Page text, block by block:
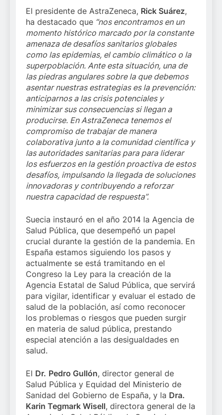
El presidente de AstraZeneca, Rick Suárez,
ha destacado que “nos encontramos en un
momento histórico marcado por la constante
amenaza de desafíos sanitarios globales
como las epidemias, el cambio climático o la
superpoblación. Ante esta situación, una de
las piedras angulares sobre la que debemos
asentar nuestras estrategias es la prevención:
anticiparnos a las crisis potenciales y
minimizar sus consecuencias si llegan a
producirse. En AstraZeneca tenemos el
compromiso de trabajar de manera
colaborativa junto a la comunidad científica y
las autoridades sanitarias para para liderar
los esfuerzos en la gestión proactiva de estos
desafíos, impulsando la llegada de soluciones
innovadoras y contribuyendo a reforzar
nuestra capacidad de respuesta”.
Suecia instauró en el año 2014 la Agencia de
Salud Pública, que desempeñó un papel
crucial durante la gestión de la pandemia. En
España estamos siguiendo los pasos y
actualmente se está tramitando en el
Congreso la Ley para la creación de la
Agencia Estatal de Salud Pública, que servirá
para vigilar, identificar y evaluar el estado de
salud de la población, así como reconocer
los problemas o riesgos que pueden surgir
en materia de salud pública, prestando
especial atención a las desigualdades en
salud.
El Dr. Pedro Gullón, director general de
Salud Pública y Equidad del Ministerio de
Sanidad del Gobierno de España, y la Dra.
Karin Tegmark Wisell, directora general de la